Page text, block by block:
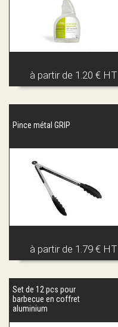
à partir de 1.20 € HT
Pince métal GRIP
à partir de 1.79 € HT
Set de 12 pcs pour
barbecue en coffret
aluminium